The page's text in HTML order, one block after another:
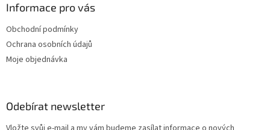
Informace pro vás
Obchodní podmínky
Ochrana osobních údajů
Moje objednávka
Odebírat newsletter